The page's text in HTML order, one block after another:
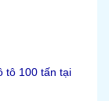
tô 100 tấn tại